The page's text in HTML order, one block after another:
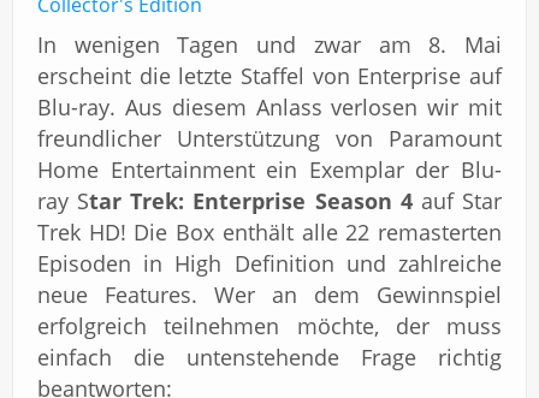
In wenigen Tagen und zwar am 8. Mai
erscheint die letzte Staffel von Enterprise auf
Blu-ray. Aus diesem Anlass verlosen wir mit
freundlicher Unterstützung von Paramount
Home Entertainment ein Exemplar der Blu-
ray Star Trek: Enterprise Season 4auf Star
Trek HD! Die Box enthält alle 22 remasterten
Episoden in High Definition und zahlreiche
neue Features. Wer an dem Gewinnspiel
erfolgreich teilnehmen möchte, der muss
einfach die untenstehende Frage richtig
beantworten: